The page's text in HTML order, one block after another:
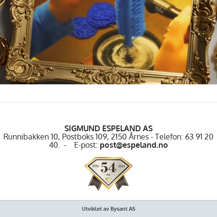
SIGMUND ESPELAND AS
Runnibakken 10, Postboks 109, 2150 Årnes - Telefon: 63 91 20
40. - E-post: post@espeland.no
Utviklet av Bysant AS